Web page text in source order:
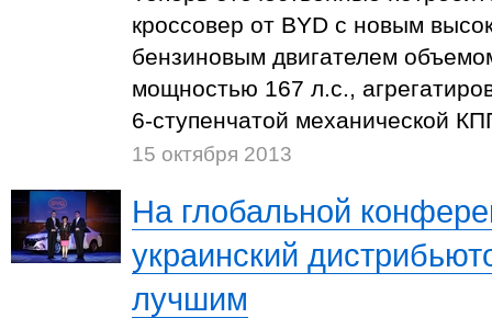
кроссовер от BYD с новым
бензиновым двигателем
мощностью 167 л.с.,
6-ступенчатой механической
15 октября 2013
На глобальной
украинский
лучшим